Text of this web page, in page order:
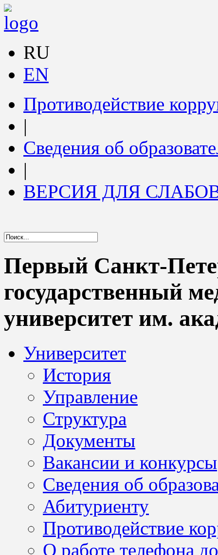
RU
EN
Противодействие
|
Сведения об
|
ВЕРСИЯ ДЛЯ
Первый Санкт-
государственный
университет им.
Университет
История
Управление
Структура
Документы
Вакансии и конкурсы
Сведения об
Абитуриенту
Противодействие
О работе телефона